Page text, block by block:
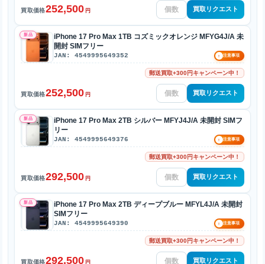
買取価格252,500 円 買取リクエスト
新品
iPhone 17 Pro Max 1TB コズミックオレンジ MFYG4J/A 未
開封 SIMフリー
JAN: 4549995649352 ! 注意事項
郵送買取+300円キャンペーン中！
買取価格252,500 円 買取リクエスト
新品
iPhone 17 Pro Max 2TB シルバー MFYJ4J/A 未開封 SIMフ
リー
JAN: 4549995649376 ! 注意事項
郵送買取+300円キャンペーン中！
買取価格292,500 円 買取リクエスト
新品
iPhone 17 Pro Max 2TB ディープブルー MFYL4J/A 未開封
SIMフリー
JAN: 4549995649390 ! 注意事項
郵送買取+300円キャンペーン中！
買取価格292,500 円 買取リクエスト